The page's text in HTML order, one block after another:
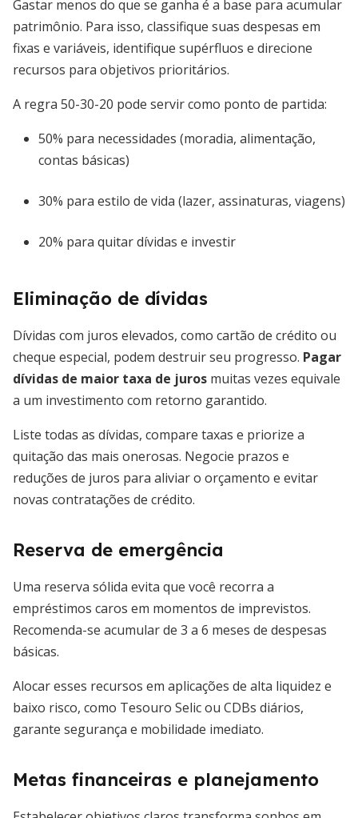
Gastar menos do que se ganha é a base para acumular
patrimônio. Para isso, classifique suas despesas em
fixas e variáveis, identifique supérfluos e direcione
recursos para objetivos prioritários.
A regra 50-30-20 pode servir como ponto de partida:
50% para necessidades (moradia, alimentação,
contas básicas)
30% para estilo de vida (lazer, assinaturas, viagens)
20% para quitar dívidas e investir
Eliminação de dívidas
Dívidas com juros elevados, como cartão de crédito ou
cheque especial, podem destruir seu progresso. Pagar
dívidas de maior taxa de juros muitas vezes equivale
a um investimento com retorno garantido.
Liste todas as dívidas, compare taxas e priorize a
quitação das mais onerosas. Negocie prazos e
reduções de juros para aliviar o orçamento e evitar
novas contratações de crédito.
Reserva de emergência
Uma reserva sólida evita que você recorra a
empréstimos caros em momentos de imprevistos.
Recomenda-se acumular de 3 a 6 meses de despesas
básicas.
Alocar esses recursos em aplicações de alta liquidez e
baixo risco, como Tesouro Selic ou CDBs diários,
garante segurança e mobilidade imediato.
Metas financeiras e planejamento